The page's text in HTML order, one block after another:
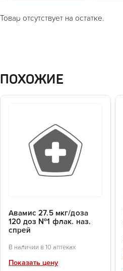
Товар отсутствует на остатке.
ПОХОЖИЕ
Авамис 27.5 мкг/доза
120 доз №1 флак. наз.
спрей
В наличии в 10 аптеках
Показать цену